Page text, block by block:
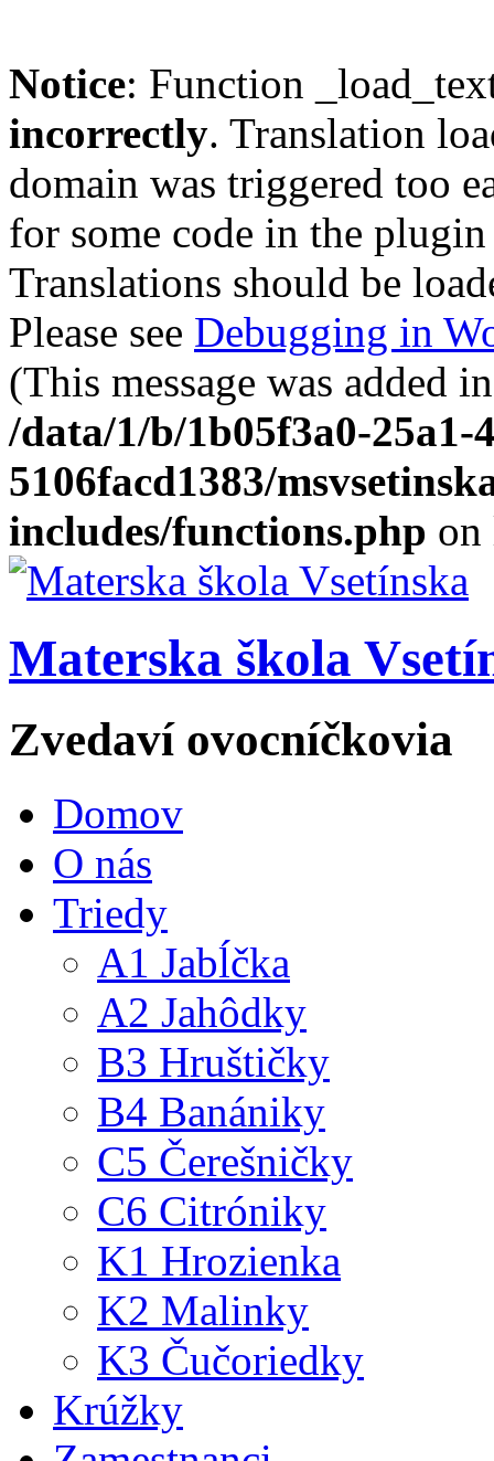
Notice: Function
incorrectly. Translation
domain was triggered too
for some code in the
Translations should be
Please see Debugging in
(This message was added
/data/1/b/1b05f3a0-25a1-
5106facd1383/
includes/functions.php
Materska škola
Zvedaví ovocníčkovia
Domov
O nás
Triedy
A1 Jabĺčka
A2 Jahôdky
B3 Hruštičky
B4 Banániky
C5 Čerešničky
C6 Citróniky
K1 Hrozienka
K2 Malinky
K3 Čučoriedky
Krúžky